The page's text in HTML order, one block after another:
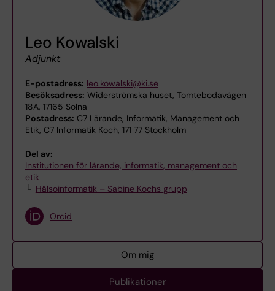
Leo Kowalski
Adjunkt
E-postadress: leo.kowalski@ki.se
Besöksadress: Widerströmska huset, Tomtebodavägen
18A, 17165 Solna
Postadress: C7 Lärande, Informatik, Management och
Etik, C7 Informatik Koch, 171 77 Stockholm
Del av:
Institutionen för lärande, informatik, management och
etik
Hälsoinformatik – Sabine Kochs grupp
Orcid
Om mig
Publikationer